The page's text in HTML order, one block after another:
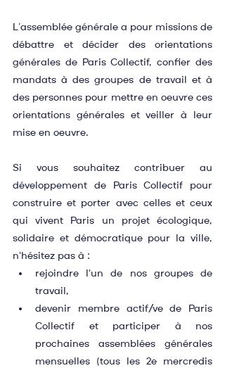
L’assemblée générale a pour missions de
débattre et décider des orientations
générales de Paris Collectif, confier des
mandats à des groupes de travail et à
des personnes pour mettre en oeuvre ces
orientations générales et veiller à leur
mise en oeuvre.
Si vous souhaitez contribuer au
développement de Paris Collectif pour
construire et porter avec celles et ceux
qui vivent Paris un projet écologique,
solidaire et démocratique pour la ville,
n'hésitez pas à :
rejoindre l'un de nos groupes de
travail,
devenir membre actif/ve de Paris
Collectif et participer à nos
prochaines assemblées générales
mensuelles (tous les 2e mercredis